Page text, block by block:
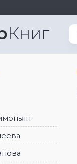
Книг